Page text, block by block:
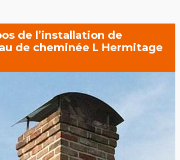
de l’installation de
de cheminée L Hermitage